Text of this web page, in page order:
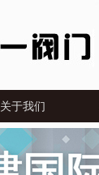
关于我们